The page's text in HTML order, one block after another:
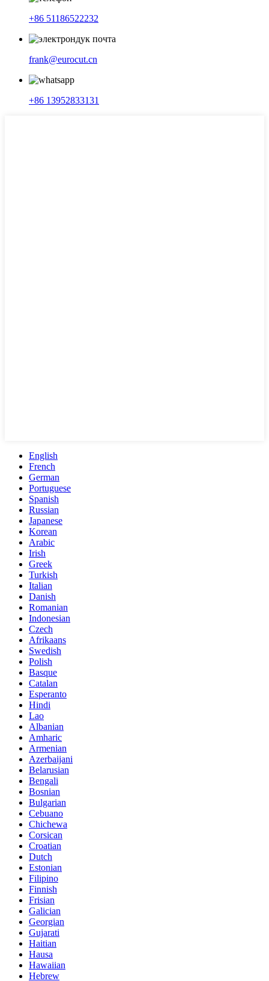
+86 51186522232
frank@eurocut.cn
+86 13952833131
English
French
German
Portuguese
Spanish
Russian
Japanese
Korean
Arabic
Irish
Greek
Turkish
Italian
Danish
Romanian
Indonesian
Czech
Afrikaans
Swedish
Polish
Basque
Catalan
Esperanto
Hindi
Lao
Albanian
Amharic
Armenian
Azerbaijani
Belarusian
Bengali
Bosnian
Bulgarian
Cebuano
Chichewa
Corsican
Croatian
Dutch
Estonian
Filipino
Finnish
Frisian
Galician
Georgian
Gujarati
Haitian
Hausa
Hawaiian
Hebrew